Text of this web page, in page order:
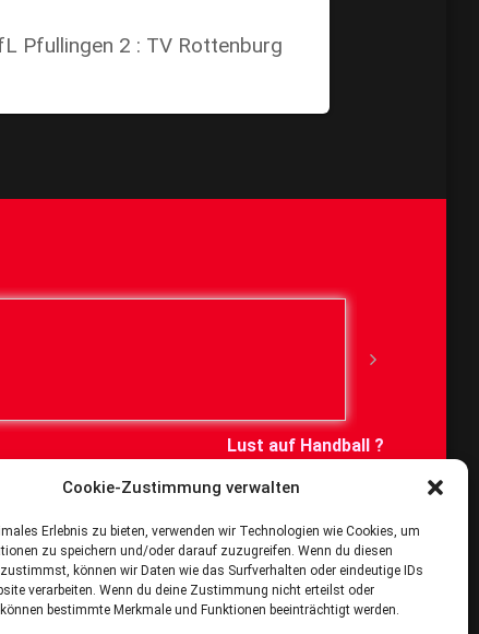
Cookie-Zustimmung verwalten
Erlebnis zu bieten, verwenden wir Technologien wie Cookies, um
zu speichern und/oder darauf zuzugreifen. Wenn du diesen
können wir Daten wie das Surfverhalten oder eindeutige IDs
verarbeiten. Wenn du deine Zustimmung nicht erteilst oder
bestimmte Merkmale und Funktionen beeinträchtigt werden.
Pfullingen 2 : TV Rottenburg
Lust auf Handball ?
Dann schau bei uns vorbei